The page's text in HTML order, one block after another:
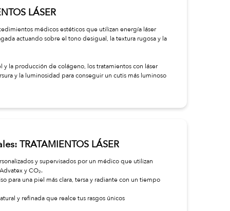
LÁSER
médicos estéticos que utilizan energía láser
actuando sobre el tono desigual, la textura rugosa y la
y la producción de colágeno, los tratamientos con láser
y la luminosidad para conseguir un cutis más luminoso
TRATAMIENTOS LÁSER
y supervisados por un médico que utilizan
y CO₂.
para una piel más clara, tersa y radiante con un tiempo
y refinada que realce tus rasgos únicos